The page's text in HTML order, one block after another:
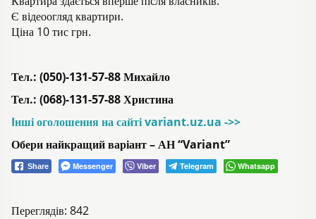
Є відеоогляд квартири.
Ціна 10 тис грн.
Тел.: (050)-131-57-88 Михайло
Тел.: (068)-131-57-88 Христина
Iнші оголошення на сайті variant.uz.ua ->>
Обери найкращий варіант – АН “Variant”
Share Messenger Viber Telegram Whatsapp
Переглядів: 842